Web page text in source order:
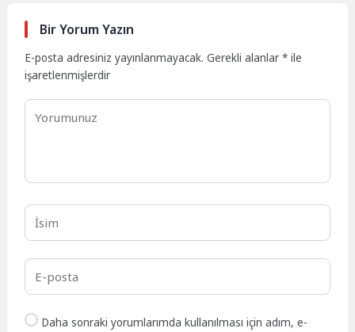
Bir Yorum Yazın
E-posta adresiniz yayınlanmayacak. Gerekli alanlar* ile
işaretlenmişlerdir
Daha sonraki yorumlarımda kullanılması için adım, e-